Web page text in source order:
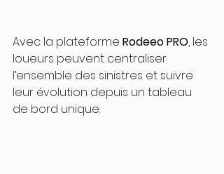
Avec la plateforme Rodeeo PRO, les
loueurs peuvent centraliser
l’ensemble des sinistres et suivre
leur évolution depuis un tableau
de bord unique.